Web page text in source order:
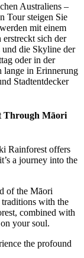
Australiens –
Tour steigen Sie
mit einem
erstreckt sich der
und die Skyline der
oder in der
lange in Erinnerung
Stadtentdecker
Through Māori
Rainforest offers
a journey into the
of the Māori
traditions with the
combined with
your soul.
the profound